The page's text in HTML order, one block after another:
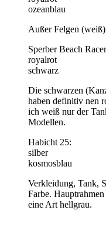
ozeanblau
Außer Felgen
Sperber Beach
royalrot
schwarz
Die schwarzen
haben definitiv nen
ich weiß nur der
Modellen.
Habicht 25:
silber
kosmosblau
Verkleidung, Tank,
Farbe.
eine Art hellgrau.